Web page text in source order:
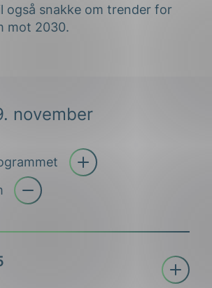
også snakke om trender for
mot 2030.
november
Åpne trekkspill
Åpne